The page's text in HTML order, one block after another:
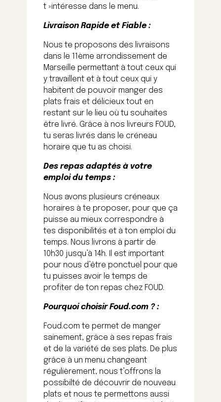
t »intéresse dans le menu.
Livraison Rapide et Fiable :
Nous te proposons des livraisons
dans le 11ème arrondissement de
Marseille permettant à tout ceux qui
y travaillent et à tout ceux qui y
habitent de pouvoir manger des
plats frais et délicieux tout en
restant sur le lieu où tu souhaites
être livré. Grâce à nos livreurs FOUD,
tu seras livrés dans le créneau
horaire que tu as choisi.
Des repas adaptés à votre
emploi du temps :
Nous avons plusieurs créneaux
horaires à te proposer, pour que ça
puisse au mieux correspondre à
tes disponibilités et à ton emploi du
temps. Nous livrons à partir de
10h30 jusqu’à 14h. Il est important
pour nous d’être ponctuel pour que
tu puisses avoir le temps de
profiter de ton repas chez FOUD.
Pourquoi choisir Foud.com ? :
Foud.com te permet de manger
sainement, grâce à ses repas frais
et de la variété de ses plats. De plus
grâce à un menu changeant
régulièrement, nous t’offrons la
possibilté de découvrir de nouveau
plats et nous te permettons aussi